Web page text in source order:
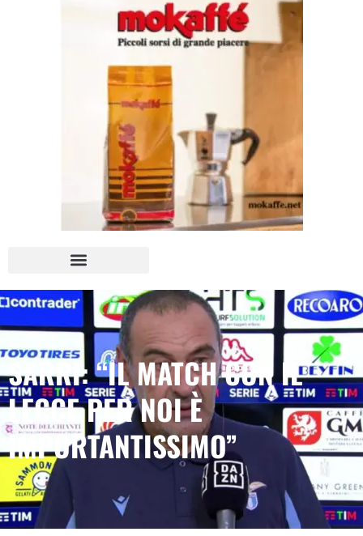
SARRI: “IL MATCH CON IL
LECCE PER NOI È
IMPORTANTISSIMO”